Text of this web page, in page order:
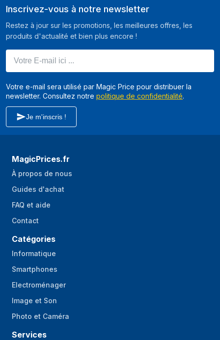
Inscrivez-vous à notre newsletter
Restez à jour sur les promotions, les meilleures offres, les
produits d'actualité et bien plus encore !
Votre e-mail sera utilisé par Magic Price pour distribuer la
newsletter. Consultez notre politique de confidentialité.
Je m'inscris !
MagicPrices.fr
À propos de nous
Guides d'achat
FAQ et aide
Contact
Catégories
Informatique
Smartphones
Electroménager
Image et Son
Photo et Caméra
Services